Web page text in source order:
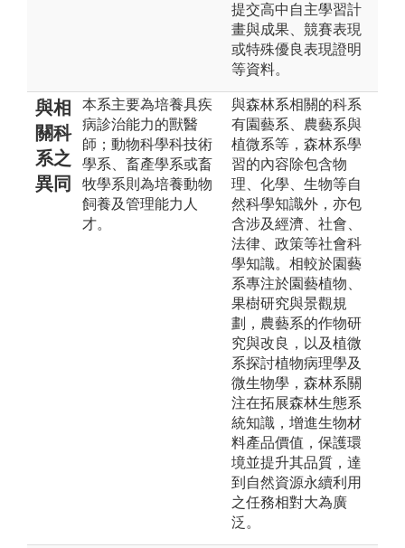
提交高中自主學習計
畫與成果、競賽表現
或特殊優良表現證明
等資料。
與相
關科
系之
異同
本系主要為培養具疾
病診治能力的獸醫
師；動物科學科技術
學系、畜產學系或畜
牧學系則為培養動物
飼養及管理能力人
才。
與森林系相關的科系
有園藝系、農藝系與
植微系等，森林系學
習的內容除包含物
理、化學、生物等自
然科學知識外，亦包
含涉及經濟、社會、
法律、政策等社會科
學知識。相較於園藝
系專注於園藝植物、
果樹研究與景觀規
劃，農藝系的作物研
究與改良，以及植微
系探討植物病理學及
微生物學，森林系關
注在拓展森林生態系
統知識，增進生物材
料產品價值，保護環
境並提升其品質，達
到自然資源永續利用
之任務相對大為廣
泛。